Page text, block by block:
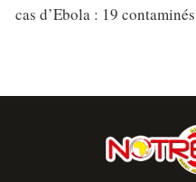
cas d’Ebola : 19